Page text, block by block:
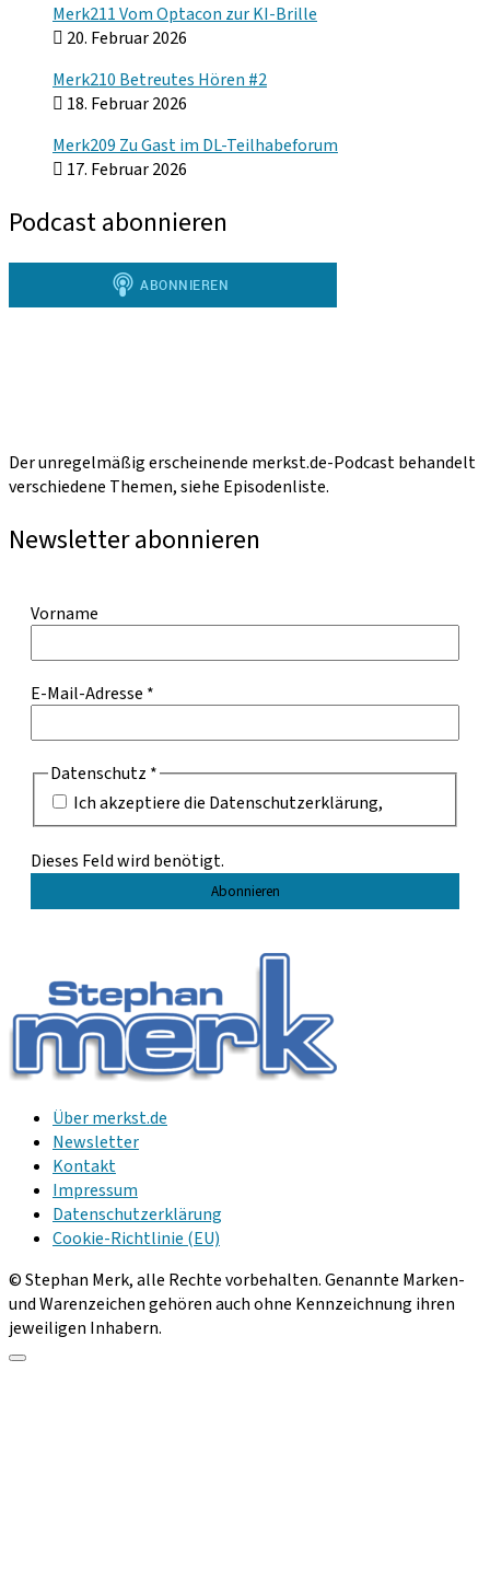
Merk211 Vom Optacon zur KI-Brille
20. Februar 2026
Merk210 Betreutes Hören #2
18. Februar 2026
Merk209 Zu Gast im DL-Teilhabeforum
17. Februar 2026
Podcast abonnieren
Der unregelmäßig erscheinende merkst.de-Podcast behandelt
verschiedene Themen, siehe Episodenliste.
Newsletter abonnieren
Vorname
E-Mail-Adresse *
Datenschutz *
Ich akzeptiere die Datenschutzerklärung,
Dieses Feld wird benötigt.
Über merkst.de
Newsletter
Kontakt
Impressum
Datenschutzerklärung
Cookie-Richtlinie (EU)
© Stephan Merk, alle Rechte vorbehalten. Genannte Marken-
und Warenzeichen gehören auch ohne Kennzeichnung ihren
jeweiligen Inhabern.
Scroll